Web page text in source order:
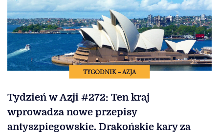
TYGODNIK – AZJA
Tydzień w Azji #272: Ten kraj
wprowadza nowe przepisy
antyszpiegowskie. Drakońskie kary za